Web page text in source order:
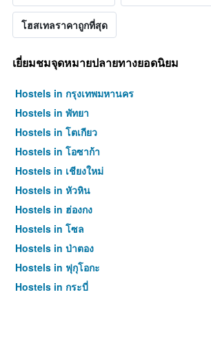
โฮสเทลราคาถูกที่สุด
เยี่ยมชมจุดหมายปลายทางยอดนิยม
Hostels in กรุงเทพมหานคร
Hostels in พัทยา
Hostels in โตเกียว
Hostels in โอซาก้า
Hostels in เชียงใหม่
Hostels in หัวหิน
Hostels in ฮ่องกง
Hostels in โซล
Hostels in ป่าตอง
Hostels in ฟุกุโอกะ
Hostels in กระบี่